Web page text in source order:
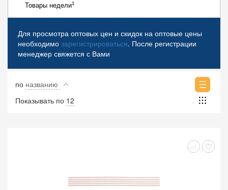
Товары недели1
Для просмотра оптовых цен и скидок на оптовые цены
необходимо зарегистрироваться. После регистрации
менеджер свяжется с Вами
по названию
Показывать по 12